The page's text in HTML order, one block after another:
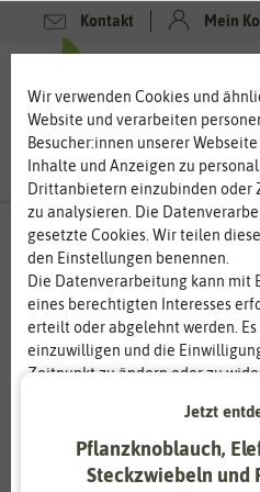
Kontakt Mein
Wir verwenden Cookies und
Website und verarbeiten
Besucher:innen unserer Webseite
Inhalte und Anzeigen zu
Drittanbietern einzubinden oder
zu analysieren. Die
gesetzte Cookies. Wir teilen
den Einstellungen benennen.
Die Datenverarbeitung kann mit
eines berechtigten Interesses
erteilt oder abgelehnt werden.
einzuwilligen und die
Zeitpunkt zu ändern oder zu
den Diensten erklären wir in
Essenziell
Jetzt
Pflanzknoblauch,
Steckzwiebeln und